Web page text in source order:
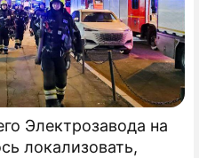
Электрозавода на
локализовать,